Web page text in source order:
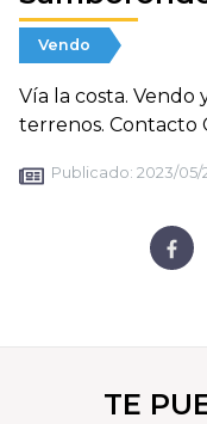
Vendo
Vía la costa. Vendo
terrenos. Contacto
Publicado: 2023/05/
TE